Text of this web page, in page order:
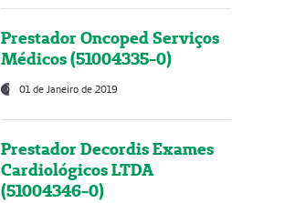
Prestador Oncoped Serviços
Médicos (51004335-0)
01 de Janeiro de 2019
Prestador Decordis Exames
Cardiológicos LTDA
(51004346-0)